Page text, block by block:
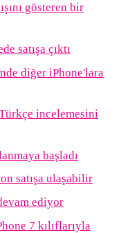
gösteren bir
satışa çıktı
diğer iPhone'lara
incelemesini
başladı
satışa ulaşabilir
ediyor
7 kılıflarıyla